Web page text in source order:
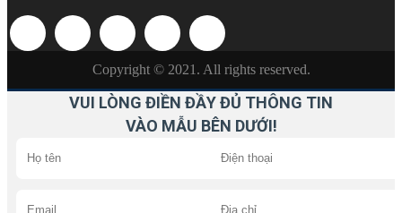
Copyright © 2021. All rights reserved.
VUI LÒNG ĐIỀN ĐẦY ĐỦ THÔNG TIN
VÀO MẪU BÊN DƯỚI!